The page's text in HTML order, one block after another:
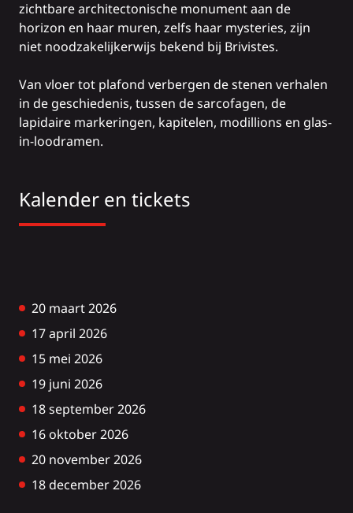
zichtbare architectonische monument aan de
horizon en haar muren, zelfs haar mysteries, zijn
niet noodzakelijkerwijs bekend bij Brivistes.
Van vloer tot plafond verbergen de stenen verhalen
in de geschiedenis, tussen de sarcofagen, de
lapidaire markeringen, kapitelen, modillions en glas-
in-loodramen.
Kalender en tickets
20 maart 2026
17 april 2026
15 mei 2026
19 juni 2026
18 september 2026
16 oktober 2026
20 november 2026
18 december 2026